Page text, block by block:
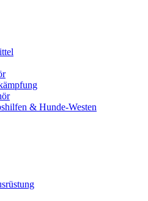
& Hunde-Westen